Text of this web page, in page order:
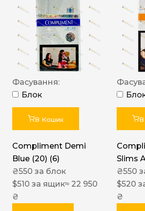
Фасування:
Блок
В Кошик
Compliment Demi
Blue (20) (6)
₴550 за блок
$510 за ящик≈ 22 950
₴
Slims
₴550
$520
₴